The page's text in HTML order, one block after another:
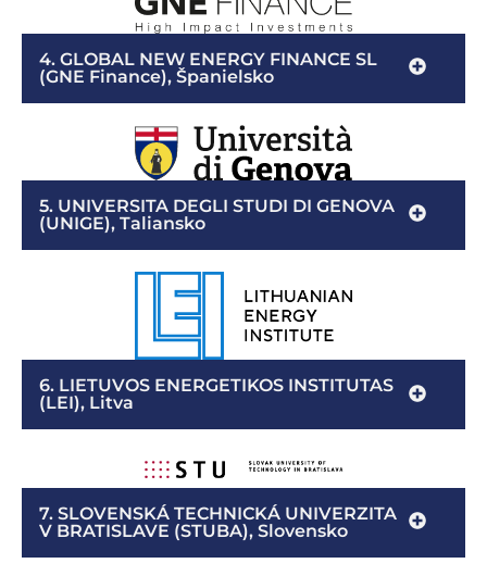
4. GLOBAL NEW ENERGY FINANCE SL
(GNE Finance), Španielsko
5. UNIVERSITA DEGLI STUDI DI GENOVA
(UNIGE), Taliansko
6. LIETUVOS ENERGETIKOS INSTITUTAS
(LEI), Litva
7. SLOVENSKÁ TECHNICKÁ UNIVERZITA
V BRATISLAVE (STUBA), Slovensko